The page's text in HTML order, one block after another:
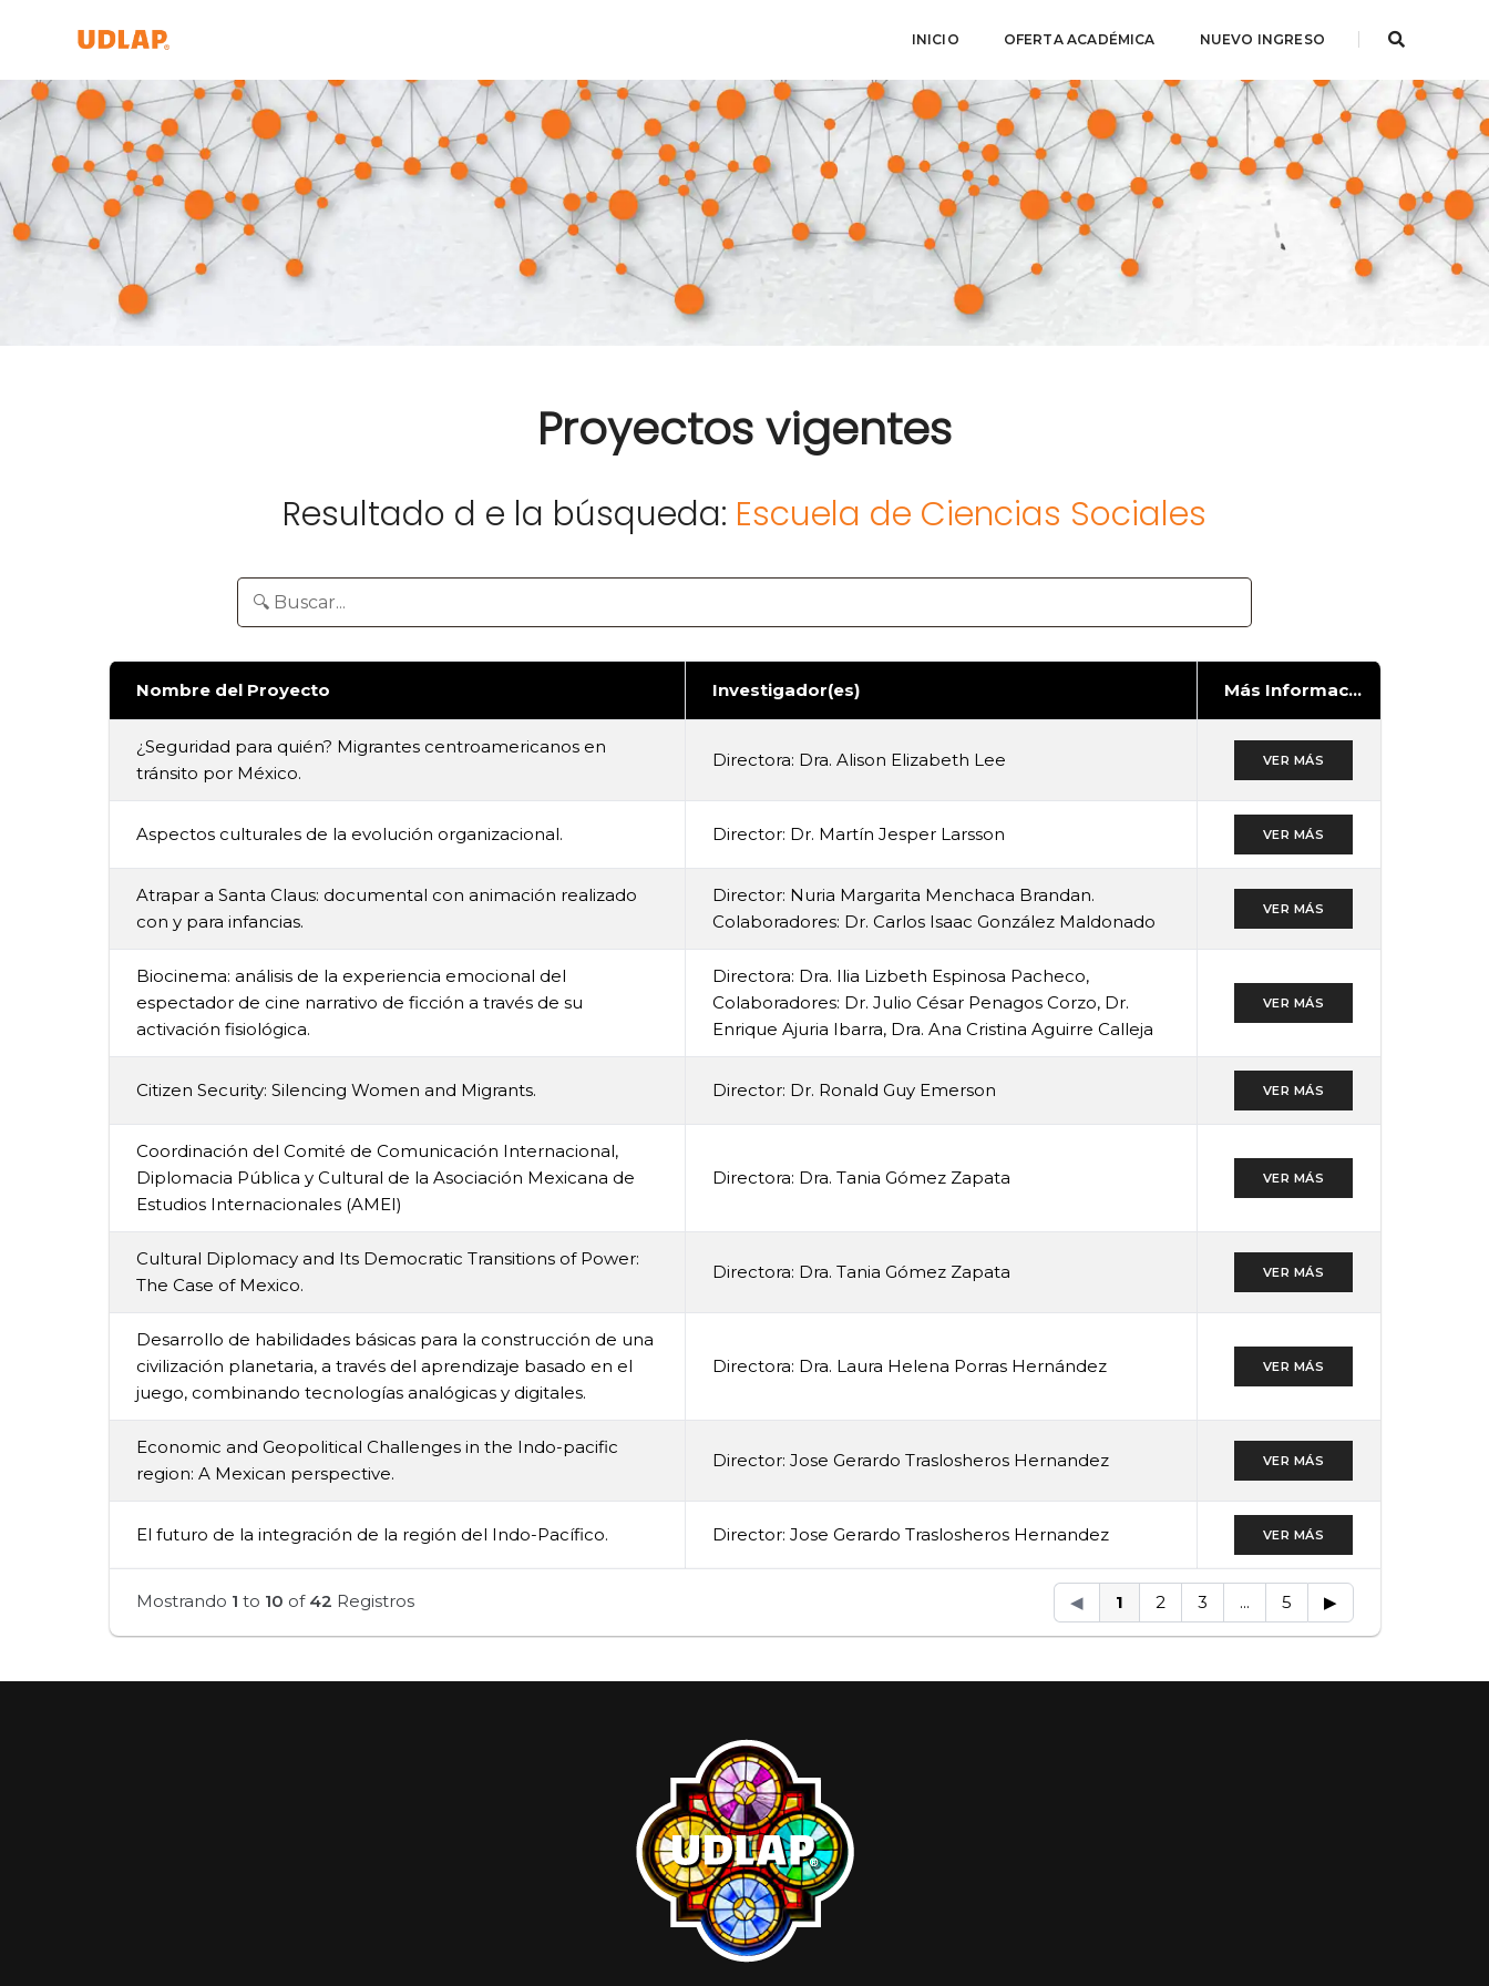
INICIO OFERTA ACADÉMICA NUEVO INGRESO
Proyectos vigentes
Resultado d e la búsqueda: Escuela de Ciencias Sociales
Nombre del Proyecto Investigador(es) Más Información
¿Seguridad para quién? Migrantes centroamericanos en
tránsito por México.
Directora: Dra. Alison Elizabeth Lee VER MÁS
Aspectos culturales de la evolución organizacional. Director: Dr. Martín Jesper Larsson VER MÁS
Atrapar a Santa Claus: documental con animación realizado
con y para infancias.
Director: Nuria Margarita Menchaca Brandan.
Colaboradores: Dr. Carlos Isaac González Maldonado
VER MÁS
Biocinema: análisis de la experiencia emocional del
espectador de cine narrativo de ficción a través de su
activación fisiológica.
Directora: Dra. Ilia Lizbeth Espinosa Pacheco,
Colaboradores: Dr. Julio César Penagos Corzo, Dr.
Enrique Ajuria Ibarra, Dra. Ana Cristina Aguirre Calleja
VER MÁS
Citizen Security: Silencing Women and Migrants. Director: Dr. Ronald Guy Emerson VER MÁS
Coordinación del Comité de Comunicación Internacional,
Diplomacia Pública y Cultural de la Asociación Mexicana de
Estudios Internacionales (AMEI)
Directora: Dra. Tania Gómez Zapata VER MÁS
Cultural Diplomacy and Its Democratic Transitions of Power:
The Case of Mexico.
Directora: Dra. Tania Gómez Zapata VER MÁS
Desarrollo de habilidades básicas para la construcción de una
civilización planetaria, a través del aprendizaje basado en el
juego, combinando tecnologías analógicas y digitales.
Directora: Dra. Laura Helena Porras Hernández VER MÁS
Economic and Geopolitical Challenges in the Indo-pacific
region: A Mexican perspective.
Director: Jose Gerardo Traslosheros Hernandez VER MÁS
El futuro de la integración de la región del Indo-Pacífico. Director: Jose Gerardo Traslosheros Hernandez VER MÁS
Mostrando 1 to 10 of 42 Registros ◀ 1 2 3 ... 5 ▶